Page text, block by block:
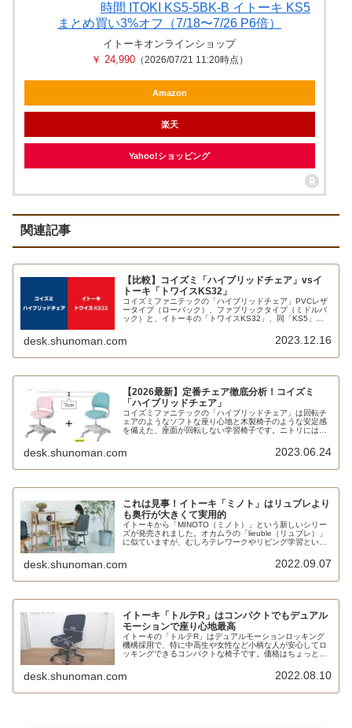
時間 ITOKI KS5-5BK-B イトーキ KS5
まとめ買い3%オフ（7/18〜7/26 P6倍）
イトーキオンラインショップ
￥ 24,990（2026/07/21 11:20時点）
Amazon
楽天
Yahoo!ショッピング
関連記事
【比較】コイズミ「ハイブリッドチェア」vsイ
トーキ「トワイスKS32」
コイズミファニテックの「ハイブリッドチェア」PVCレザ
ータイプ（ローバック）、ファブリックタイプ（ミドルバ
ック）と、イトーキの「トワイスKS32」、同「KS5」を
の、それ以外の価格はほぼ同じ。機能面ではKS32のほう
が特徴的ではあるものの、ハイブリッドチェアの安定感も
desk.shunoman.com 2023.12.16
【2026最新】定番チェア徹底分析！コイズミ
「ハイブリッドチェア」
コイズミファニテックの「ハイブリッドチェア」は回転チ
ェアのようなソフトな座り心地と木製椅子のような安定感
を備えた、座面が回転しない学習椅子です。ニトリには布
いオリジナル仕様もあります。イトーキや大商産業、オカ
ムラには、回転をロック＆解除できるものもあります。
desk.shunoman.com 2023.06.24
これは見事！イトーキ「ミノト」はリュブレより
も奥行が大きくて実用的
イトーキから「MINOTO（ミノト）」という新しいシリー
ズが発売されました。オカムラの「lieuble（リュブレ）」
に似ていますが、むしろテレワークやリビング学習という
desk.shunoman.com 2022.09.07
イトーキ「トルテR」はコンパクトでもデュアル
モーションで座り心地最高
イトーキの「トルテR」はデュアルモーションロッキング
機構採用で、特に中高生や女性など小柄な人が安心してロ
ッキングできるコンパクトな椅子です。価格はちょっと高
desk.shunoman.com 2022.08.10